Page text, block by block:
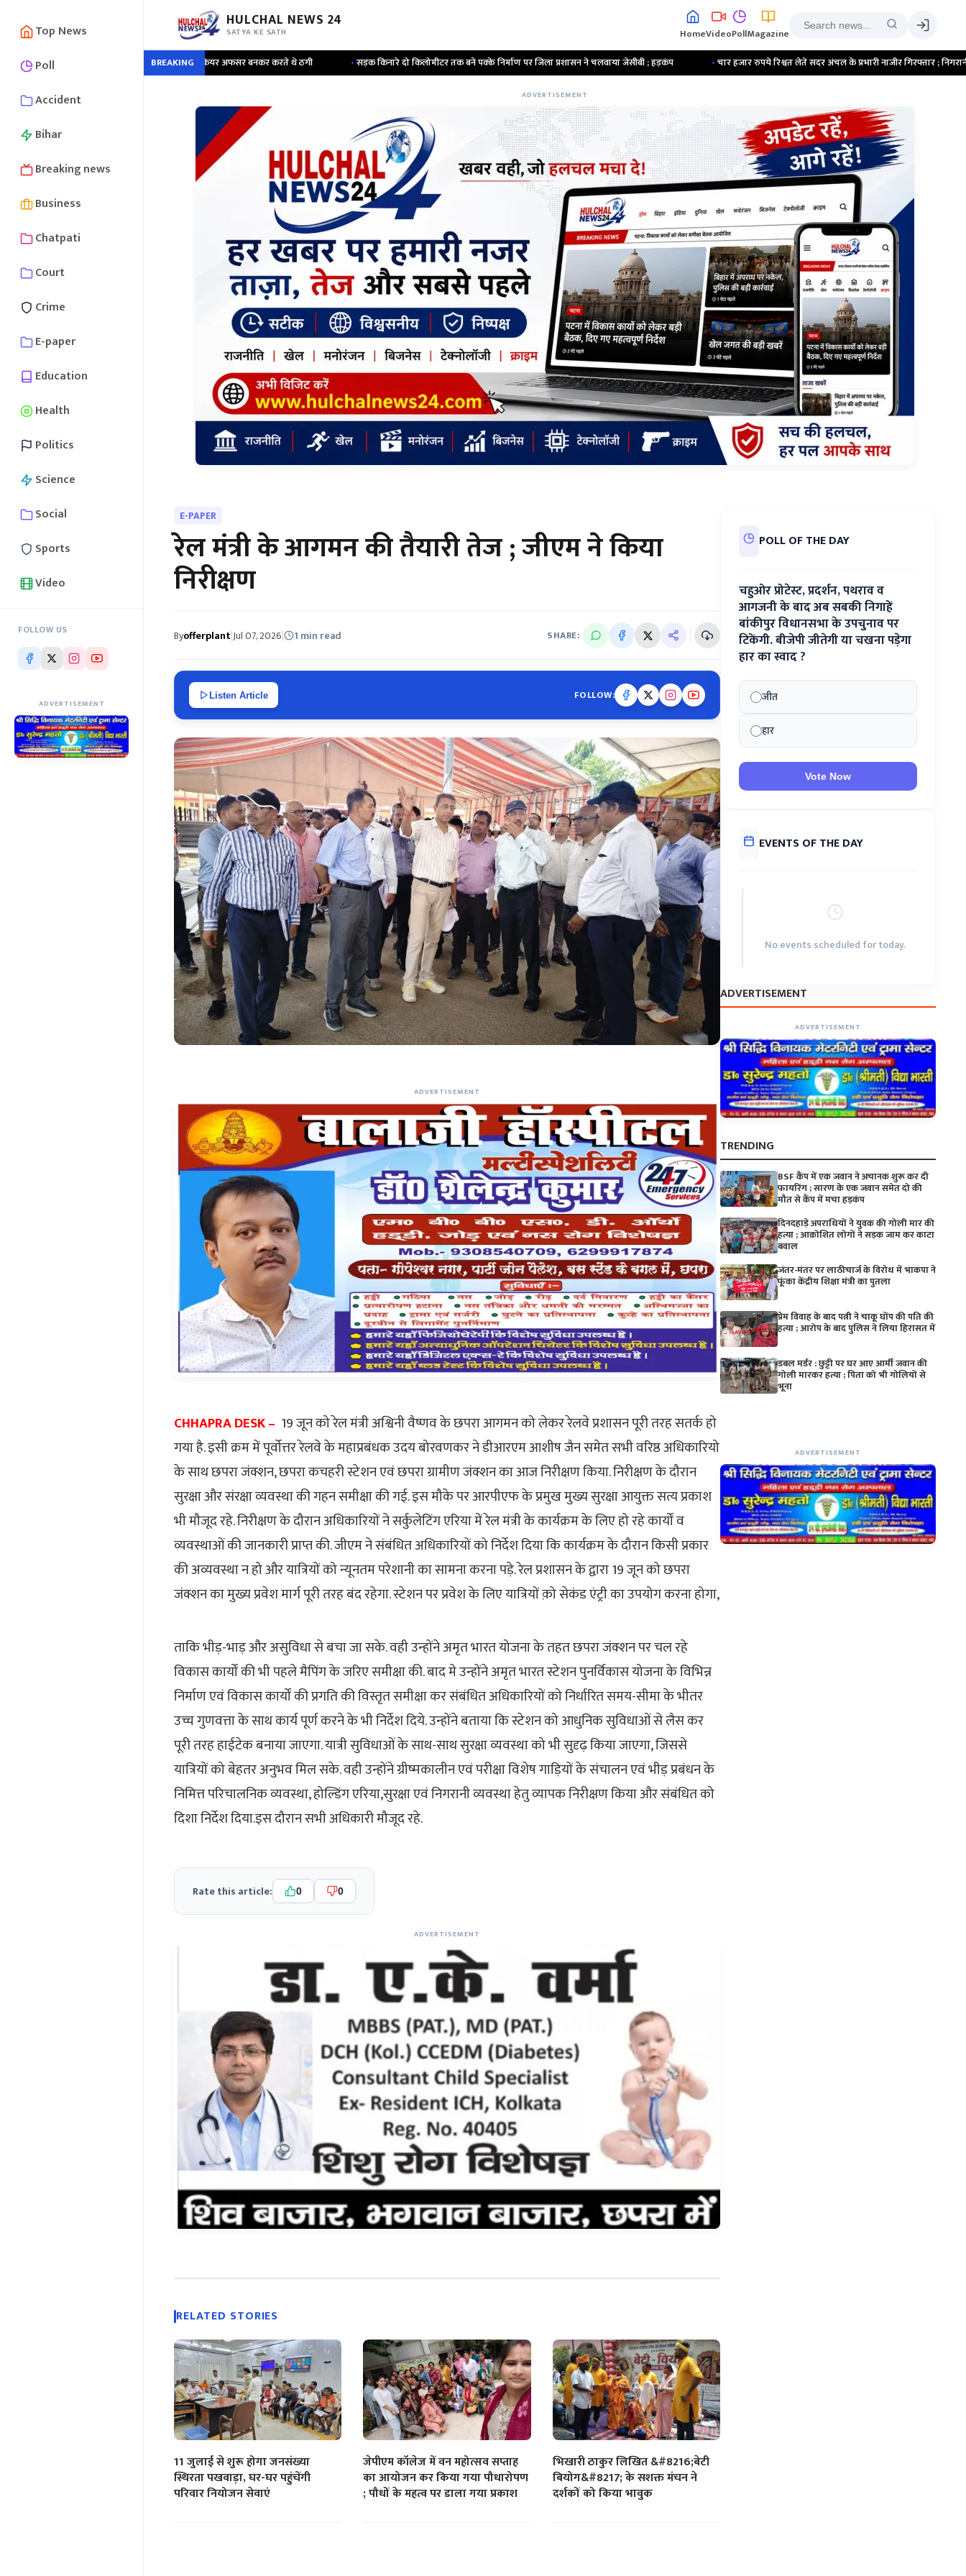
Top News
Poll
Accident
Bihar
Breaking news
Business
Chatpati
Court
Crime
E-paper
Education
Health
Politics
Science
Social
Sports
Video
FOLLOW US
ADVERTISEMENT
HULCHAL NEWS 24
SATYA KE SATH HomeVideoPollMagazine
BREAKING
; अमेजन, फ्लिपकार्ट कस्टमर केयर अफसर बनकर करते थे ठगी •सड़क किनारे दो किलोमीटर तक बने पक्के निर्माण पर जिला प्रशासन ने चलवाया जेसीबी ; हड़कंप •चार हजार रुपये रिश्वत लेते सदर अंचल के प्रभारी नाजीर गिरफ्तार ; निगरानी टीम ले गई साथ
ADVERTISEMENT
E-PAPER
रेल मंत्री के आगमन की तैयारी तेज ; जीएम ने किया
निरीक्षण
Byofferplant|Jul 07, 2026| 1 min read SHARE:
Listen Article FOLLOW:
ADVERTISEMENT
CHHAPRA DESK – 19 जून को रेल मंत्री अश्विनी वैष्णव के छपरा आगमन को लेकर रेलवे प्रशासन पूरी तरह सतर्क हो
गया है. इसी क्रम में पूर्वोत्तर रेलवे के महाप्रबंधक उदय बोरवणकर ने डीआरएम आशीष जैन समेत सभी वरिष्ठ अधिकारियो
के साथ छपरा जंक्शन, छपरा कचहरी स्टेशन एवं छपरा ग्रामीण जंक्शन का आज निरीक्षण किया. निरीक्षण के दौरान
सुरक्षा और संरक्षा व्यवस्था की गहन समीक्षा की गई. इस मौके पर आरपीएफ के प्रमुख मुख्य सुरक्षा आयुक्त सत्य प्रकाश
भी मौजूद रहे. निरीक्षण के दौरान अधिकारियों ने सर्कुलेटिंग एरिया में रेल मंत्री के कार्यक्रम के लिए हो रहे कार्यों व
व्यवस्थाओं की जानकारी प्राप्त की. जीएम ने संबंधित अधिकारियों को निर्देश दिया कि कार्यक्रम के दौरान किसी प्रकार
की अव्यवस्था न हो और यात्रियों को न्यूनतम परेशानी का सामना करना पड़े. रेल प्रशासन के द्वारा 19 जून को छपरा
जंक्शन का मुख्य प्रवेश मार्ग पूरी तरह बंद रहेगा. स्टेशन पर प्रवेश के लिए यात्रियों क़ो सेकंड एंट्री का उपयोग करना होगा,
ताकि भीड़-भाड़ और असुविधा से बचा जा सके. वही उन्होंने अमृत भारत योजना के तहत छपरा जंक्शन पर चल रहे
विकास कार्यों की भी पहले मैपिंग के जरिए समीक्षा की. बाद मे उन्होंने अमृत भारत स्टेशन पुनर्विकास योजना के विभिन्न
निर्माण एवं विकास कार्यों की प्रगति की विस्तृत समीक्षा कर संबंधित अधिकारियों को निर्धारित समय-सीमा के भीतर
उच्च गुणवत्ता के साथ कार्य पूर्ण करने के भी निर्देश दिये. उन्होंने बताया कि स्टेशन को आधुनिक सुविधाओं से लैस कर
पूरी तरह हाईटेक बनाया जाएगा. यात्री सुविधाओं के साथ-साथ सुरक्षा व्यवस्था को भी सुदृढ़ किया जाएगा, जिससे
यात्रियों को बेहतर अनुभव मिल सके. वही उन्होंने ग्रीष्मकालीन एवं परीक्षा विशेष गाड़ियों के संचालन एवं भीड़ प्रबंधन के
निमित्त परिचालनिक व्यवस्था, होल्डिंग एरिया,सुरक्षा एवं निगरानी व्यवस्था हेतु व्यापक निरीक्षण किया और संबंधित को
दिशा निर्देश दिया.इस दौरान सभी अधिकारी मौजूद रहे.
Rate this article: 0 0
ADVERTISEMENT
RELATED STORIES
11 जुलाई से शुरू होगा जनसंख्या
स्थिरता पखवाड़ा, घर-घर पहुंचेंगी
परिवार नियोजन सेवाएं
जेपीएम कॉलेज में वन महोत्सव सप्ताह
का आयोजन कर किया गया पौधारोपण
; पौधों के महत्व पर डाला गया प्रकाश
भिखारी ठाकुर लिखित &#8216;बेटी
बियोग&#8217; के सशक्त मंचन ने
दर्शकों को किया भावुक
POLL OF THE DAY
चहुओर प्रोटेस्ट, प्रदर्शन, पथराव व
आगजनी के बाद अब सबकी निगाहें
बांकीपुर विधानसभा के उपचुनाव पर
टिकेंगी. बीजेपी जीतेगी या चखना पड़ेगा
हार का स्वाद ?
जीत
हार
Vote Now
EVENTS OF THE DAY
No events scheduled for today.
ADVERTISEMENT
ADVERTISEMENT
TRENDING
BSF कैंप में एक जवान ने अचानक शुरू कर दी
फायरिंग ; सारण के एक जवान समेत दो की
मौत से कैंप में मचा हड़कंप
दिनदहाड़े अपराधियों ने युवक की गोली मार की
हत्या ; आक्रोशित लोगों ने सड़क जाम कर काटा
बवाल
जंतर-मंतर पर लाठीचार्ज के विरोध में भाकपा ने
फूंका केंद्रीय शिक्षा मंत्री का पुतला
प्रेम विवाह के बाद पत्नी ने चाकू घोंप की पति की
हत्या ; आरोप के बाद पुलिस ने लिया हिरासत में
डबल मर्डर : छुट्टी पर घर आए आर्मी जवान की
गोली मारकर हत्या ; पिता को भी गोलियों से
भूना
ADVERTISEMENT